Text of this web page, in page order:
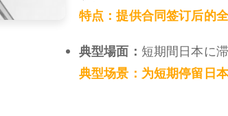
特点：提供合同签订后的
典型場面： 短期間日本に
典型场景： 为短期停留日